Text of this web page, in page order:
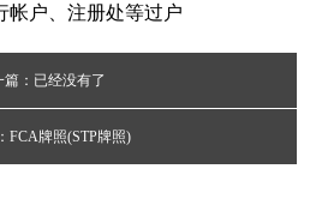
帐户、注册处等过户
篇：已经没有了
FCA牌照(STP牌照)